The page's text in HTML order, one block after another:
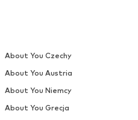
About You Czechy
About You Austria
About You Niemcy
About You Grecja